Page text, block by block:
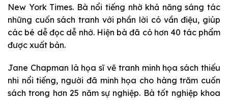
New York Times. Bà nổi tiếng nhờ khả năng sáng tác
những cuốn sách tranh với phần lời có vần điệu, giúp
các bé dễ đọc dễ nhớ. Hiện bà đã có hơn 40 tác phẩm
được xuất bản.
Jane Chapman là họa sĩ vẽ tranh minh họa sách thiếu
nhi nổi tiếng, người đã minh họa cho hàng trăm cuốn
sách trong hơn 25 năm sự nghiệp. Bà tốt nghiệp khoa